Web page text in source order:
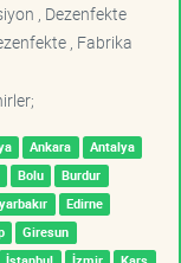
, Dezenfekte
, Fabrika
Ankara
Antalya
Bolu
Burdur
Edirne
Giresun